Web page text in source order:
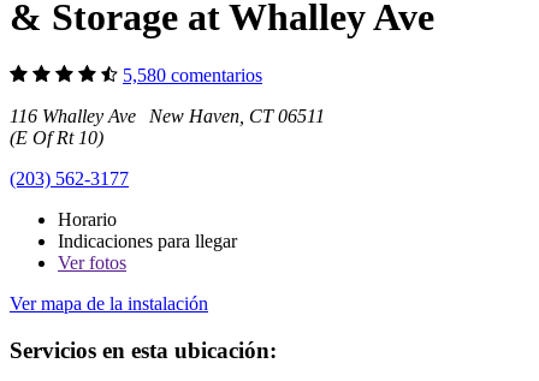
& Storage at Whalley Ave
5,580 comentarios
116 Whalley Ave New Haven, CT 06511
(E Of Rt 10)
(203) 562-3177
Horario
Indicaciones para llegar
Verfotos
Ver mapa de la instalación
Servicios en esta ubicación: